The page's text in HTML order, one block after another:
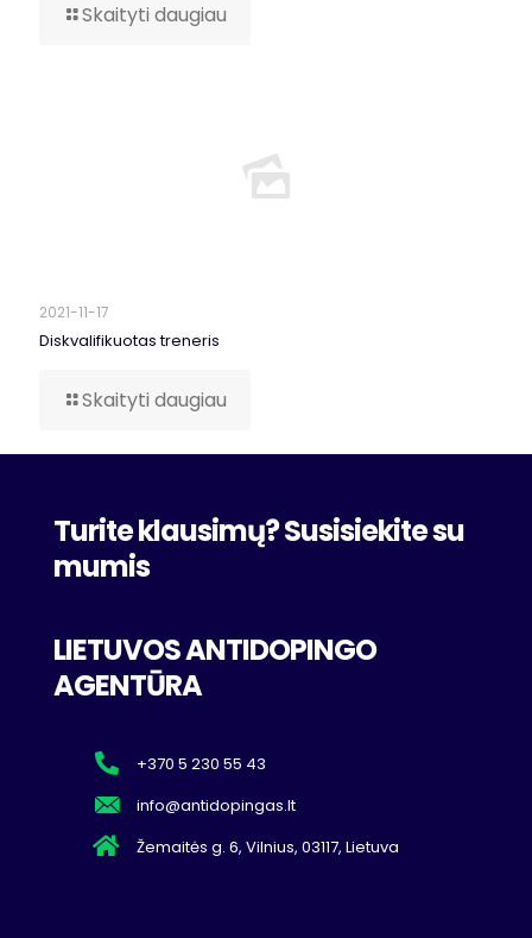
Skaityti daugiau
2021-11-17
Diskvalifikuotas treneris
Skaityti daugiau
Turite klausimų? Susisiekite su
mumis
LIETUVOS ANTIDOPINGO
AGENTŪRA
+370 5 230 55 43
info@antidopingas.lt
Žemaitės g. 6, Vilnius, 03117, Lietuva